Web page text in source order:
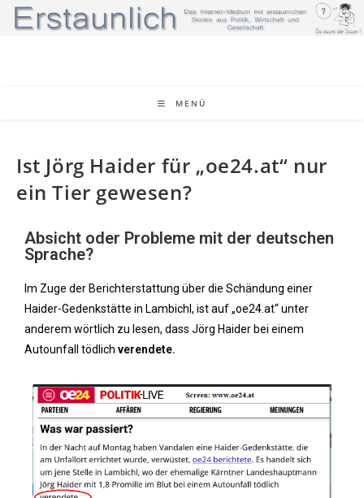
MENÜ
Ist Jörg Haider für „oe24.at“ nur
ein Tier gewesen?
Absicht oder Probleme mit der deutschen
Sprache?
Im Zuge der Berichterstattung über die Schändung einer
Haider-Gedenkstätte in Lambichl, ist auf „oe24.at“ unter
anderem wörtlich zu lesen, dass Jörg Haider bei einem
Autounfall tödlich verendete.